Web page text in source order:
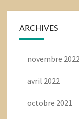
ARCHIVES
novembre 2022
avril 2022
octobre 2021